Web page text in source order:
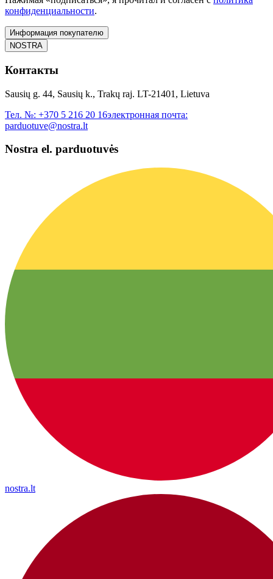
конфиденциальности.
Информация покупателю
NOSTRA
Контакты
Sausių g. 44, Sausių k., Trakų raj. LT-21401, Lietuva
Тел. №: +370 5 216 20 16электронная почта:
parduotuve@nostra.lt
Nostra el. parduotuvės
nostra.lt